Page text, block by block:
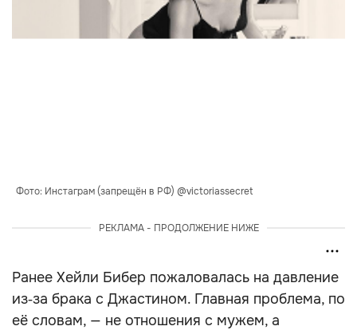
Фото: Инстаграм (запрещён в РФ) @victoriassecret
РЕКЛАМА - ПРОДОЛЖЕНИЕ НИЖЕ
Ранее Хейли Бибер пожаловалась на давление
из‑за брака с Джастином. Главная проблема, по
её словам, — не отношения с мужем, а